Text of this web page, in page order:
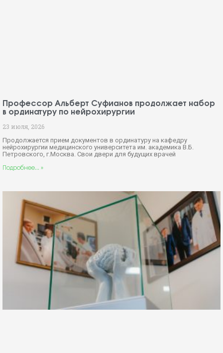
Профессор Альберт Суфианов продолжает набор
в ординатуру по нейрохирургии
23 июля, 2026
Продолжается прием документов в ординатуру на кафедру
нейрохирургии медицинского университета им. академика В.Б.
Петровского, г.Москва. Свои двери для будущих врачей
Подробнее... »